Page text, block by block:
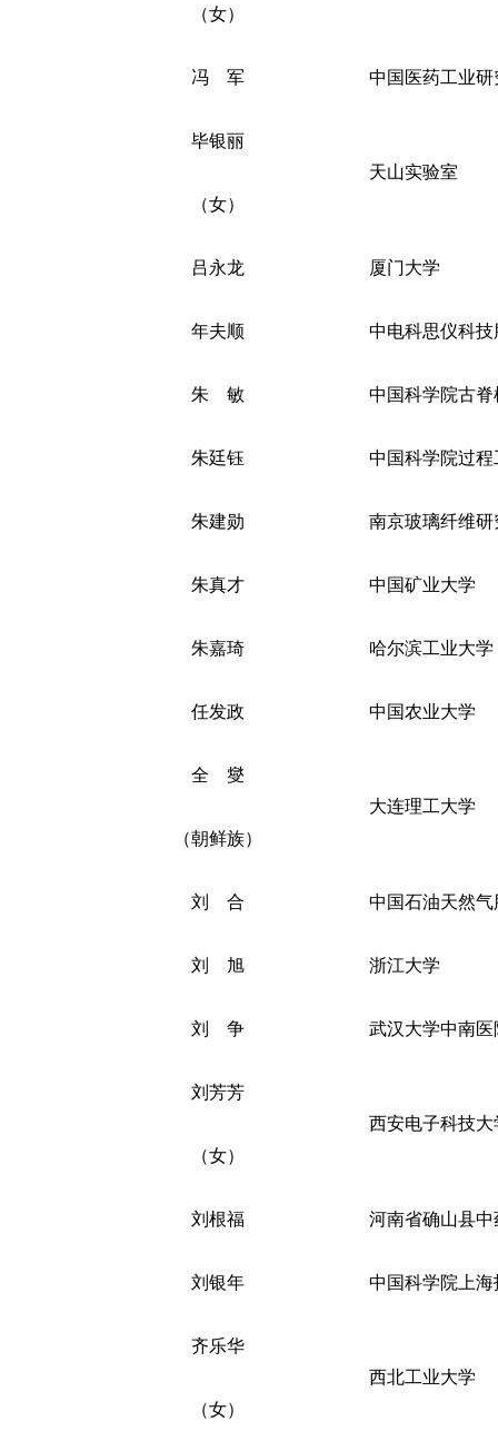
（女）
冯 军 中国医药工业
毕银丽
（女）
天山实验室
吕永龙 厦门大学
年夫顺 中电科思仪科
朱 敏 中国科学院古
朱廷钰 中国科学院过
朱建勋 南京玻璃纤维
朱真才 中国矿业大学
朱嘉琦 哈尔滨工业大学
任发政 中国农业大学
全 燮
（朝鲜族）
大连理工大学
刘 合 中国石油天然
刘 旭 浙江大学
刘 争 武汉大学中南医
刘芳芳
（女）
西安电子科技大
刘根福 河南省确山县中
刘银年 中国科学院上
齐乐华
（女）
西北工业大学